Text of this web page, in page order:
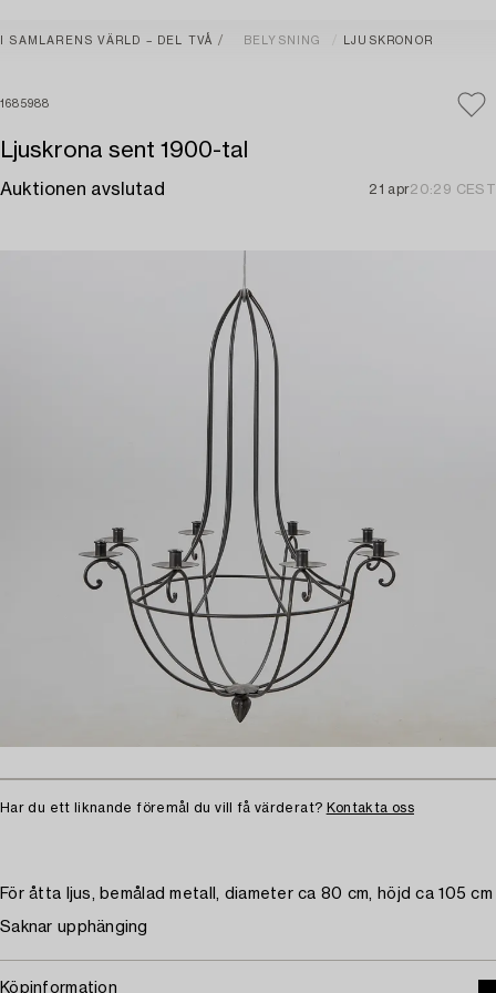
I SAMLARENS VÄRLD – DEL TVÅ BELYSNING LJUSKRONOR
1685988
Ljuskrona sent 1900-tal
Auktionen avslutad 21 apr20:29 CEST
Har du ett liknande föremål du vill få värderat? Kontakta oss
För åtta ljus, bemålad metall, diameter ca 80 cm, höjd ca 105 cm
Saknar upphänging
Köpinformation